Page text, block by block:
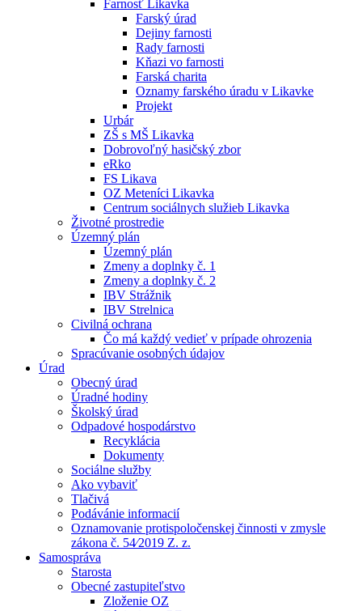
Farnosť Likavka
Farský úrad
Dejiny farnosti
Rady farnosti
Kňazi vo farnosti
Farská charita
Oznamy farského úradu v Likavke
Projekt
Urbár
ZŠ s MŠ Likavka
Dobrovoľný hasičský zbor
eRko
FS Likava
OZ Meteníci Likavka
Centrum sociálnych služieb Likavka
Životné prostredie
Územný plán
Územný plán
Zmeny a doplnky č. 1
Zmeny a doplnky č. 2
IBV Strážnik
IBV Strelnica
Civilná ochrana
Čo má každý vedieť v prípade ohrozenia
Spracúvanie osobných údajov
Úrad
Obecný úrad
Úradné hodiny
Školský úrad
Odpadové hospodárstvo
Recyklácia
Dokumenty
Sociálne služby
Ako vybaviť
Tlačivá
Podávánie informacií
Oznamovanie protispoločenskej činnosti v zmysle
zákona č. 54⁄2019 Z. z.
Samospráva
Starosta
Obecné zastupiteľstvo
Zloženie OZ